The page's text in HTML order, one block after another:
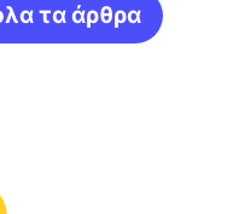
τα άρθρα